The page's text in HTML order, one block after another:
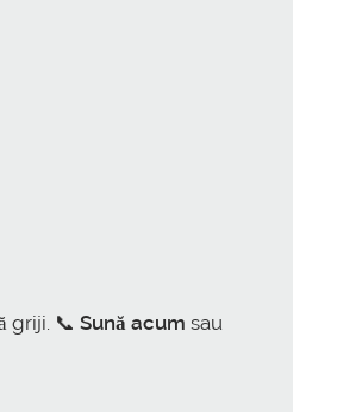
griji. 📞 Sună acum sau